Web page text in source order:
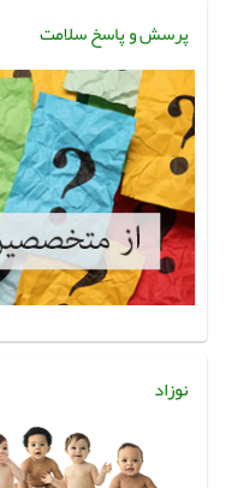
پرسش و پاسخ سلامت
نوزاد